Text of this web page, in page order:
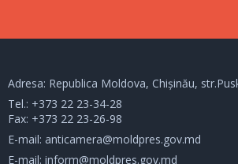
Adresa: Republica Moldova, Chișinău,
Tel.: +373 22 23-34-28
Fax: +373 22 23-26-98
E-mail: anticamera@moldpres.gov.md
E-mail: inform@moldpres.gov.md